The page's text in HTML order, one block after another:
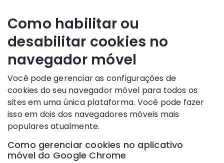
Como habilitar ou
desabilitar cookies no
navegador móvel
Você pode gerenciar as configurações de
cookies do seu navegador móvel para todos os
sites em uma única plataforma. Você pode fazer
isso em dois dos navegadores móveis mais
populares atualmente.
Como gerenciar cookies no aplicativo
móvel do Google Chrome